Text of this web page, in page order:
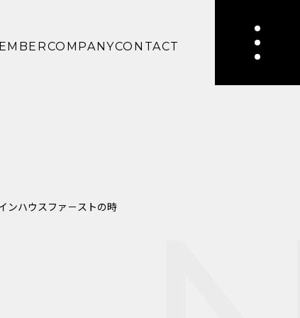
COMPANYCONTACT
ンハウスファ－ストの時